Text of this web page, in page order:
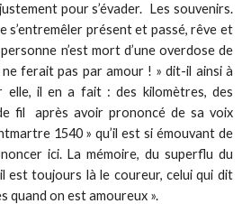
pour s’évader. Les souvenirs.
s’entremêler présent et passé, rêve et
n’est mort d’une overdose de
ne ferait pas par amour ! » dit-il ainsi à
elle, il en a fait : des kilomètres, des
fil après avoir prononcé de sa voix
1540 » qu’il est si émouvant de
ici. La mémoire, du superflu du
il est toujours là le coureur, celui qui dit
quand on est amoureux ».